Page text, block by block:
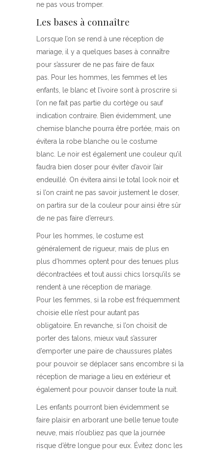
ne pas vous tromper.
Les bases à connaître
Lorsque l’on se rend à une réception de
mariage, il y a quelques bases à connaître
pour s’assurer de ne pas faire de faux
pas. Pour les hommes, les femmes et les
enfants, le blanc et l’ivoire sont à proscrire si
l’on ne fait pas partie du cortège ou sauf
indication contraire. Bien évidemment, une
chemise blanche pourra être portée, mais on
évitera la robe blanche ou le costume
blanc. Le noir est également une couleur qu’il
faudra bien doser pour éviter d’avoir l’air
endeuillé. On évitera ainsi le total look noir et
si l’on craint ne pas savoir justement le doser,
on partira sur de la couleur pour ainsi être sûr
de ne pas faire d’erreurs.
Pour les hommes, le costume est
généralement de rigueur, mais de plus en
plus d’hommes optent pour des tenues plus
décontractées et tout aussi chics lorsqu’ils se
rendent à une réception de mariage.
Pour les femmes, si la robe est fréquemment
choisie elle n’est pour autant pas
obligatoire. En revanche, si l’on choisit de
porter des talons, mieux vaut s’assurer
d’emporter une paire de chaussures plates
pour pouvoir se déplacer sans encombre si la
réception de mariage a lieu en extérieur et
également pour pouvoir danser toute la nuit.
Les enfants pourront bien évidemment se
faire plaisir en arborant une belle tenue toute
neuve, mais n’oubliez pas que la journée
risque d’être longue pour eux. Évitez donc les